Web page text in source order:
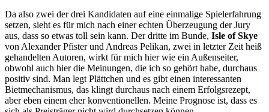
Da also zwei der drei Kandidaten auf eine einmalige Spielerfahrung
setzen, sieht es für mich nach einer echten Überzeugung der Jury
aus, dass so etwas toll sein kann. Der dritte im Bunde, Isle of Skye
von Alexander Pfister und Andreas Pelikan, zwei in letzter Zeit heiß
gehandelten Autoren, wirkt für mich hier wie ein Außenseiter,
obwohl auch hier die Meinungen, die ich so gehört habe, durchaus
positiv sind. Man legt Plättchen und es gibt einen interessanten
Bietmechanismus, das klingt durchaus nach einem Erfolgsrezept,
aber eben einem eher konventionellen. Meine Prognose ist, dass es